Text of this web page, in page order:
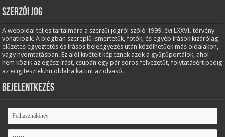
Szerzői jog
A weboldal teljes tartalmára a szerzői jogról szóló 1999. évi LXXVI. törvény
vonatkozik. A blogban szereplő ismertetők, fotók, és egyéb írások kizárólag
előzetes egyeztetés és írásos beleegyezés után közölhetőek más oldalakon,
vagy nyomtatásban. Ez alól kivételt képeznek azok a gyűjtőportálok, ahol
nem közlik az egész írást, csupán egy pár soros felvezetőt, folytatásért pedig
az ecigitesztek.hu oldalra kattint az olvasó.
Bejelentkezés